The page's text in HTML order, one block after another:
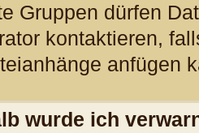
Gruppen dürfen
kontaktieren,
anfügen
wurde ich